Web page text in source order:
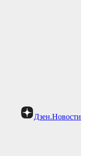
Дзен.Новости